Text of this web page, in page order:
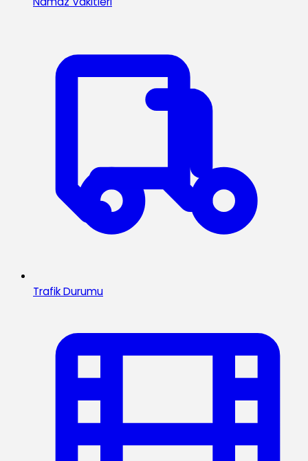
Trafik Durumu